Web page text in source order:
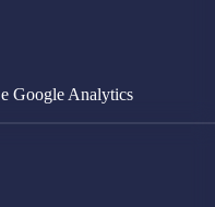
Google Analytics